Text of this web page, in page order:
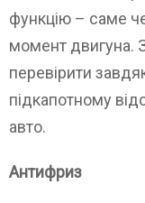
функцію – саме
момент двигуна.
перевірити
підкапотному
авто.
Антифриз